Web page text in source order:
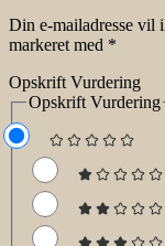
Din e-mailadresse vil
markeret med *
Opskrift Vurdering
Opskrift Vurdering